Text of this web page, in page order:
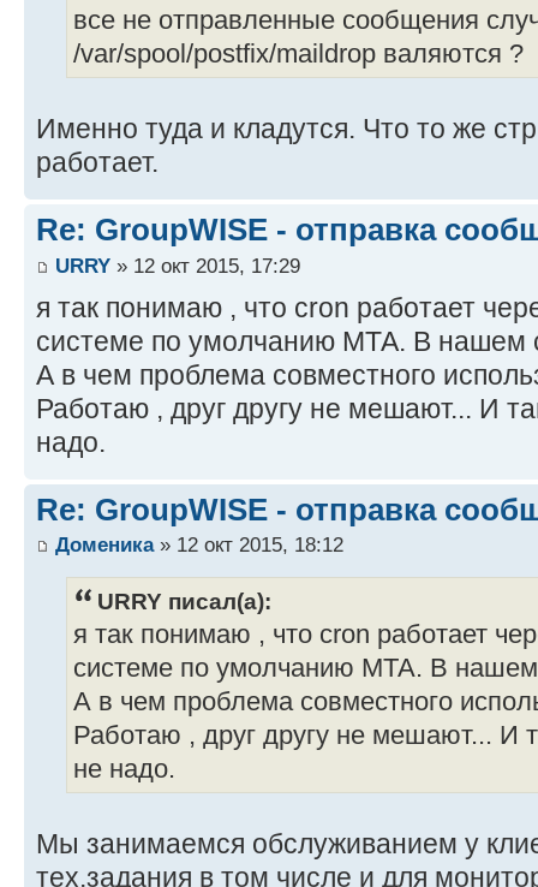
все не отправленные сообщения
/var/spool/postfix/maildrop валяются ?
Именно туда и кладутся. Что то же
работает.
Re: GroupWISE - отправка
URRY » 12 окт 2015, 17:29
я так понимаю , что cron работает
системе по умолчанию МТА. В нашем
А в чем проблема совместного
Работаю , друг другу не мешают... И
надо.
Re: GroupWISE - отправка
Доменика» 12 окт 2015, 18:12
URRY писал(а):
я так понимаю , что cron работает
системе по умолчанию МТА. В нашем
А в чем проблема совместного
Работаю , друг другу не мешают... И
не надо.
Мы занимаемся обслуживанием у
тех.задания в том числе и для